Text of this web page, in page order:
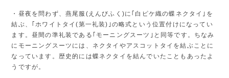
・昼夜を問わず、燕尾服(えんびふく)に｢白ピケ織の蝶ネクタイ｣を
結ぶ、｢ホワイトタイ(第一礼装)｣の略式という位置付けになってい
ます。昼間の準礼装である｢モーニングスーツ｣と同等です。ちなみ
にモーニングスーツには、ネクタイやアスコットタイを結ぶことに
なっています。歴史的には蝶ネクタイを結んでいたこともあったよ
うですが。